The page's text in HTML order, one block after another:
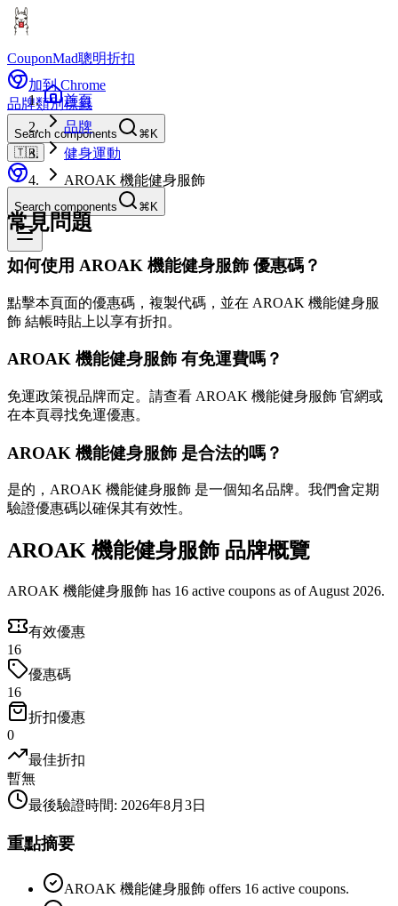
CouponMad聰明折扣
加到 Chrome
品牌類別標籤
Search components
⌘K
🇹🇼
Search components ⌘K
首頁
品牌
健身運動
AROAK 機能健身服飾
常見問題
如何使用 AROAK 機能健身服飾 優惠碼？
點擊本頁面的優惠碼，複製代碼，並在 AROAK 機能健身服
飾 結帳時貼上以享有折扣。
AROAK 機能健身服飾 有免運費嗎？
免運政策視品牌而定。請查看 AROAK 機能健身服飾 官網或
在本頁尋找免運優惠。
AROAK 機能健身服飾 是合法的嗎？
是的，AROAK 機能健身服飾 是一個知名品牌。我們會定期
驗證優惠碼以確保其有效性。
AROAK 機能健身服飾 品牌概覽
AROAK 機能健身服飾 has 16 active coupons as of August 2026.
有效優惠
16
優惠碼
16
折扣優惠
0
最佳折扣
暫無
最後驗證時間: 2026年8月3日
重點摘要
AROAK 機能健身服飾 offers 16 active coupons.